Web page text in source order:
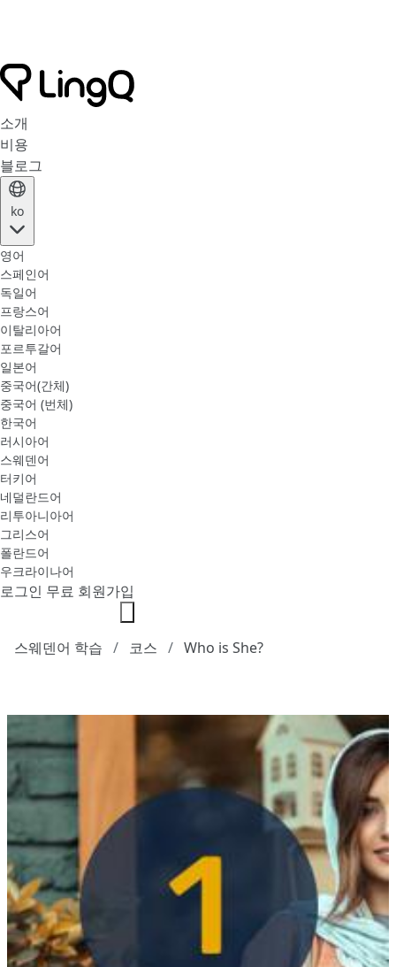
소개
비용
블로그
ko
영어
스페인어
독일어
프랑스어
이탈리아어
포르투갈어
일본어
중국어(간체)
중국어 (번체)
한국어
러시아어
스웨덴어
터키어
네덜란드어
리투아니아어
그리스어
폴란드어
우크라이나어
로그인 무료 회원가입
스웨덴어 학습 코스 Who is She?